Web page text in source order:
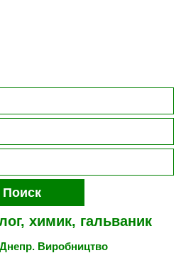
Поиск
химик, гальваник
Виробництво